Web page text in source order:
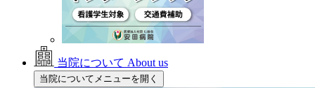
当院について About us
当院についてメニューを開く